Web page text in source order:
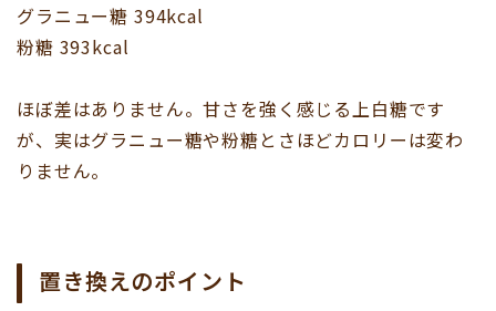
グラニュー糖 394kcal
粉糖 393kcal
ほぼ差はありません。甘さを強く感じる上白糖です
が、実はグラニュー糖や粉糖とさほどカロリーは変わ
りません。
置き換えのポイント